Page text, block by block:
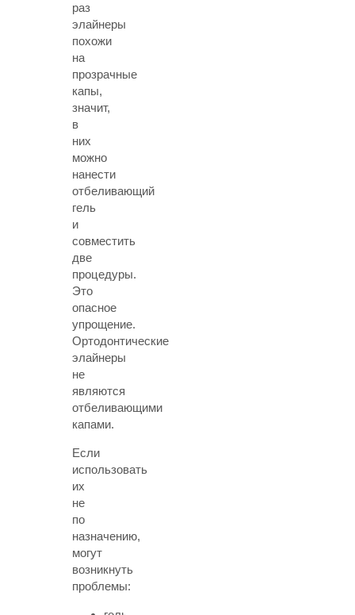
раз
элайнеры
похожи
на
прозрачные
капы,
значит,
в
них
можно
нанести
отбеливающий
гель
и
совместить
две
процедуры.
Это
опасное
упрощение.
Ортодонтические
элайнеры
не
являются
отбеливающими
капами.
Если
использовать
их
не
по
назначению,
могут
возникнуть
проблемы: